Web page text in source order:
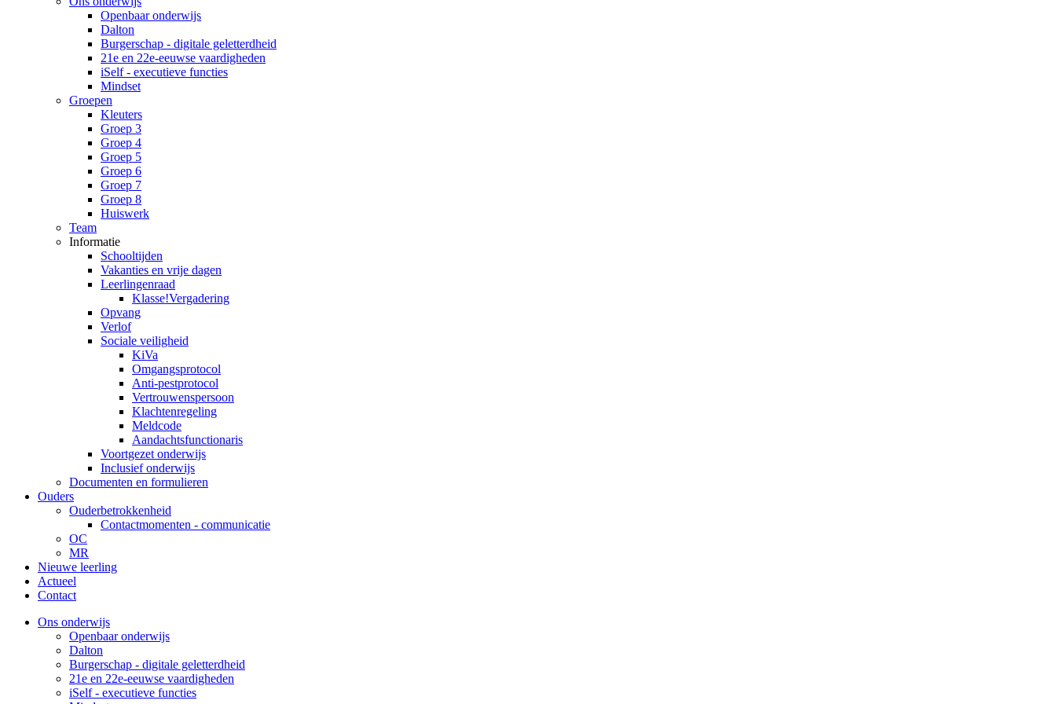
Openbaar onderwijs
Dalton
Burgerschap - digitale geletterdheid
21e en 22e-eeuwse vaardigheden
iSelf - executieve functies
Mindset
Groepen
Kleuters
Groep 3
Groep 4
Groep 5
Groep 6
Groep 7
Groep 8
Huiswerk
Team
Informatie
Schooltijden
Vakanties en vrije dagen
Leerlingenraad
Klasse!Vergadering
Opvang
Verlof
Sociale veiligheid
KiVa
Omgangsprotocol
Anti-pestprotocol
Vertrouwenspersoon
Klachtenregeling
Meldcode
Aandachtsfunctionaris
Voortgezet onderwijs
Inclusief onderwijs
Documenten en formulieren
Ouders
Ouderbetrokkenheid
Contactmomenten - communicatie
OC
MR
Nieuwe leerling
Actueel
Contact
Ons onderwijs
Openbaar onderwijs
Dalton
Burgerschap - digitale geletterdheid
21e en 22e-eeuwse vaardigheden
iSelf - executieve functies